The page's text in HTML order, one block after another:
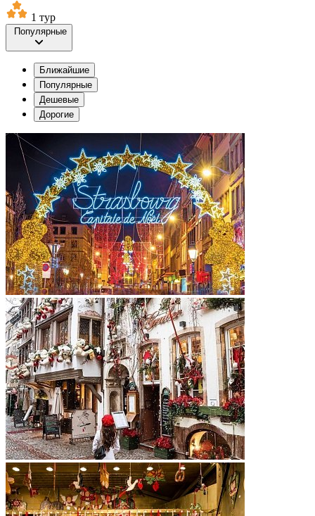
1 тур
Популярные
Ближайшие
Популярные
Дешевые
Дорогие